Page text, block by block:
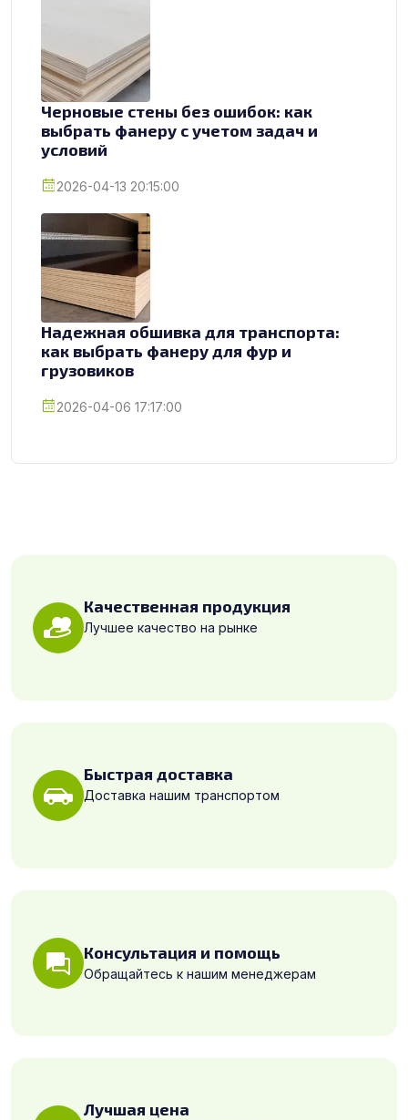
Черновые стены без ошибок: как
выбрать фанеру с учетом задач и
условий
2026-04-13 20:15:00
Надежная обшивка для транспорта:
как выбрать фанеру для фур и
грузовиков
2026-04-06 17:17:00
Качественная продукция
Лучшее качество на рынке
Быстрая доставка
Доставка нашим транспортом
Консультация и помощь
Обращайтесь к нашим менеджерам
Лучшая цена